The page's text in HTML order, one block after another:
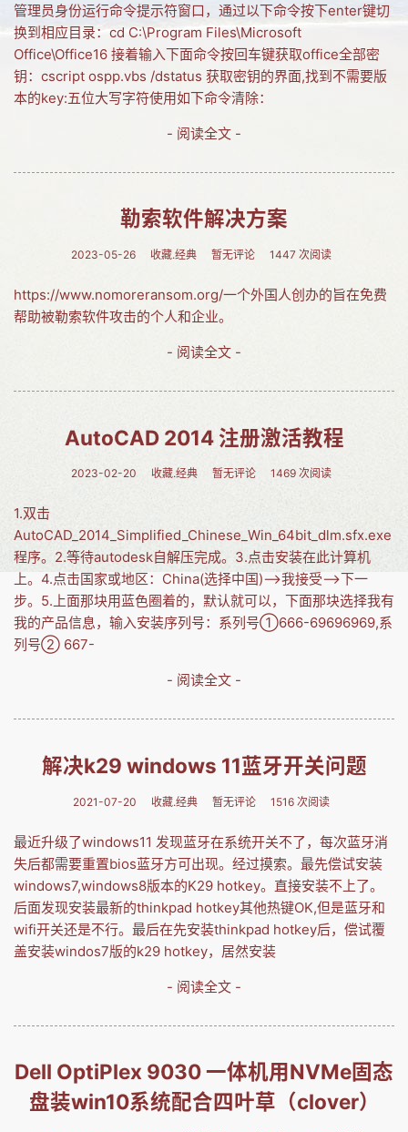
归档
留言
管理员身份运行命令提示符窗口，通过以下命令按下enter键切
换到相应目录：cd C:\Program Files\Microsoft
Office\Office16 接着输入下面命令按回车键获取office全部密
钥：cscript ospp.vbs /dstatus 获取密钥的界面,找到不需要版
本的key:五位大写字符使用如下命令清除：
- 阅读全文 -
勒索软件解决方案
2023-05-26 收藏.经典 暂无评论 1447 次阅读
https://www.nomoreransom.org/一个外国人创办的旨在免费
帮助被勒索软件攻击的个人和企业。
- 阅读全文 -
AutoCAD 2014 注册激活教程
2023-02-20 收藏.经典 暂无评论 1469 次阅读
1.双击
AutoCAD_2014_Simplified_Chinese_Win_64bit_dlm.sfx.exe
程序。2.等待autodesk自解压完成。3.点击安装在此计算机
上。4.点击国家或地区：China(选择中国)-->我接受-->下一
步。5.上面那块用蓝色圈着的，默认就可以，下面那块选择我有
我的产品信息，输入安装序列号：系列号①666-69696969,系
列号② 667-
- 阅读全文 -
解决k29 windows 11蓝牙开关问题
2021-07-20 收藏.经典 暂无评论 1516 次阅读
最近升级了windows11 发现蓝牙在系统开关不了，每次蓝牙消
失后都需要重置bios蓝牙方可出现。经过摸索。最先偿试安装
windows7,windows8版本的K29 hotkey。直接安装不上了。
后面发现安装最新的thinkpad hotkey其他热键OK,但是蓝牙和
wifi开关还是不行。最后在先安装thinkpad hotkey后，偿试覆
盖安装windos7版的k29 hotkey，居然安装
- 阅读全文 -
Dell OptiPlex 9030 一体机用NVMe固态
盘装win10系统配合四叶草（clover）